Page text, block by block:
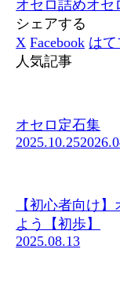
オセロ詰めオセ
シェアする
X Facebook はて
人気記事
オセロ定石集
2025.10.25
【初心者向け
よう【初歩】
2025.08.13